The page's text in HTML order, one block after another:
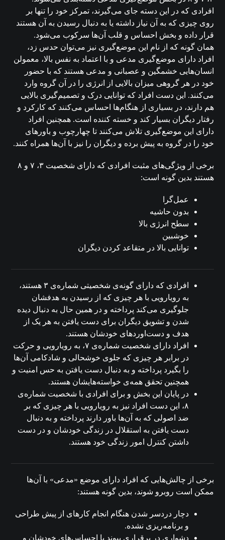
افرادی که در این دسته جای می‌گیرند، تمرکز خود را تنها بر
روی چیزی که به آن نیاز داشته یا به دنبال رسیدن به آن هستند
قرار داده و بخش احساس و قلب آن‌ها سرکوب می‌شود.
همان گونه که از نام این موضع‌گیری نیز می‌توان حدس زد،
افراد دارای موضع‌گیری مدعی و با اعتماد به نفس بالا، معمولن
انسان‌هایی خشمگین و عصبانی و مدعی هستند که با حضور
خود در هر گروهی میزان بالایی از انرژی را در آن گروه وارد
می‌کنند. این دست افراد که توانایی درک و تصمیم‌گیری بالایی
هم دارند، در بسیاری از هنگام‌ها احساس می‌‌کنند که کارکرد و
رفتار دیگران بسیار کند و خسته‌ کننده است. همچنین افراد
دارای این موضع‌گیری تلاش می‌کنند تا چهارچوب و باورهای
خود را در گروه به پیش برده و دیگران را نیز با آن‌ها همراه کنند.
برخی از ویژگی‌های مثبت افرادی که دارای شخصیت ۳، ۷ و ۸
هستند بدین گونه است:
عمل‌گرا
بدون حاشیه
سطح انرژی بالا
خوشبین
توانایی بالا در متقاعد کردن دیگران
افرادی که دارای گونه‌ی شخصیتی شماره‌ی ۳ هستند،
به رویارویی با هر چیزی که از رسیدن به هدفشان
جلوگیری می‌کند پرداخته و در همین حال به دنبال دیده
شدن و تشویق دیگران برای دست یافتن به هر یک از
هدف و دست‌اوردهای خودشان هستند.
افراد دارای شخصیت شماره‌ی ۷، به رویارویی و حرکت
در برابر هر چیزی که جلوی خوشحالی و شادکامی آن‌ها
را بگیرد پرداخته و به دنبال دست یافتن به حس امنیت و
همچنین تحقق همه‌ی خواسته‌هایشان هستند.
در پایان این بخش و برای افرادی با شخصیت شماره‌ی
۸، این دست افراد نیز به رویارویی با هر چیزی که بر
ضد اصولی که به آن‌ها باور دارند پرداخته و به دنبال
دست یافتن به استقلال در زندگی خودشان و در دست
داشتن کنترل امور زندگی خود هستند.
برخی از چالش‌هایی که افراد دارای موضع «مدعی» با آن‌ها
ممکن است روبرو شوند، بدین گونه هستند:
دچار دردسر شدن هنگام انجام کارهای از پیش طراحی
و برنامه‌ریزی نشده.
دشواری در برقراری پیوند با احساس‌های خودشان و